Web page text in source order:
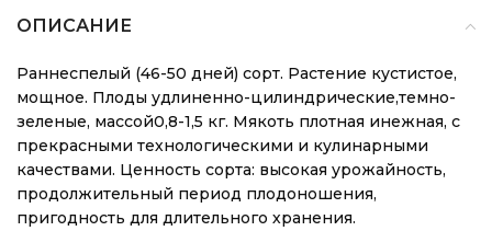
ОПИСАНИЕ
Раннеспелый (46-50 дней) сорт. Растение кустистое,
мощное. Плоды удлиненно-цилиндрические,темно-
зеленые, массой0,8-1,5 кг. Мякоть плотная инежная, с
прекрасными технологическими и кулинарными
качествами. Ценность сорта: высокая урожайность,
продолжительный период плодоношения,
пригодность для длительного хранения.